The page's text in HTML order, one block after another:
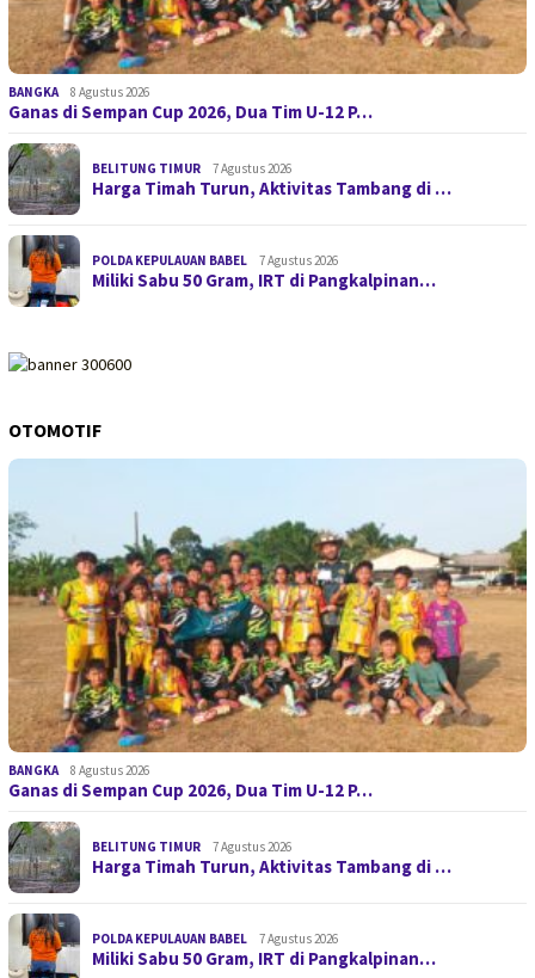
BANGKA 8 Agustus 2026
Ganas di Sempan Cup 2026, Dua Tim U-12 P…
BELITUNG TIMUR 7 Agustus 2026
Harga Timah Turun, Aktivitas Tambang di …
POLDA KEPULAUAN BABEL 7 Agustus 2026
Miliki Sabu 50 Gram, IRT di Pangkalpinan…
OTOMOTIF
BANGKA 8 Agustus 2026
Ganas di Sempan Cup 2026, Dua Tim U-12 P…
BELITUNG TIMUR 7 Agustus 2026
Harga Timah Turun, Aktivitas Tambang di …
POLDA KEPULAUAN BABEL 7 Agustus 2026
Miliki Sabu 50 Gram, IRT di Pangkalpinan…